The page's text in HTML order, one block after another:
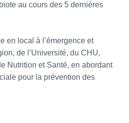
au cours des 5 dernières
en local à l’émergence et
de l’Université, du CHU,
Nutrition et Santé, en abordant
pour la prévention des